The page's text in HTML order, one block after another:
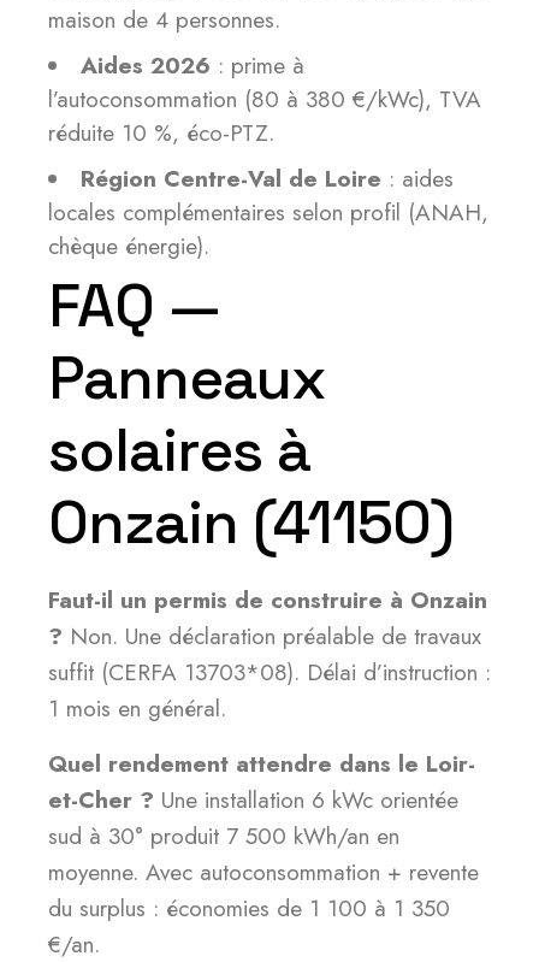
maison de 4 personnes.
Aides 2026 : prime à
l’autoconsommation (80 à 380 €/kWc), TVA
réduite 10 %, éco-PTZ.
Région Centre-Val de Loire : aides
locales complémentaires selon profil (ANAH,
chèque énergie).
FAQ —
Panneaux
solaires à
Onzain (41150)
Faut-il un permis de construire à Onzain
? Non. Une déclaration préalable de travaux
suffit (CERFA 13703*08). Délai d’instruction :
1 mois en général.
Quel rendement attendre dans le Loir-
et-Cher ? Une installation 6 kWc orientée
sud à 30° produit 7 500 kWh/an en
moyenne. Avec autoconsommation + revente
du surplus : économies de 1 100 à 1 350
€/an.